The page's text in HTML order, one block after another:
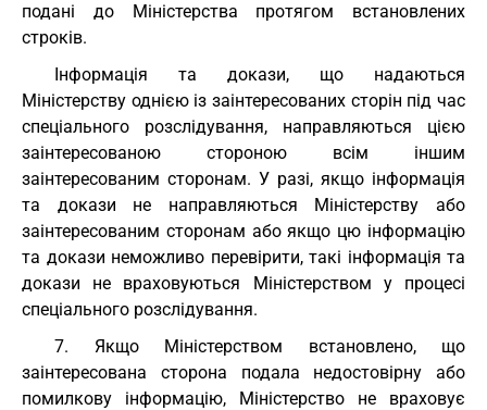
подані до Міністерства протягом встановлених
строків.
Інформація та докази, що надаються
Міністерству однією із заінтересованих сторін під час
спеціального розслідування, направляються цією
заінтересованою стороною всім іншим
заінтересованим сторонам. У разі, якщо інформація
та докази не направляються Міністерству або
заінтересованим сторонам або якщо цю інформацію
та докази неможливо перевірити, такі інформація та
докази не враховуються Міністерством у процесі
спеціального розслідування.
7. Якщо Міністерством встановлено, що
заінтересована сторона подала недостовірну або
помилкову інформацію, Міністерство не враховує